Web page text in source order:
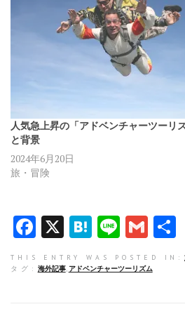
人気急上昇の「アドベンチャーツーリ
と背景
2024年6月20日
旅・冒険
F
a
ce
X H
at
e
Li
n
e
G
m
ai
THIS ENTRY WAS POSTED IN:
タグ: 海外記事, アドベンチャーツーリズム